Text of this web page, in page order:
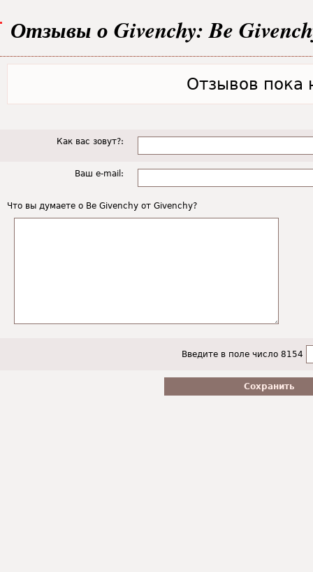
Отзывы о Givenchy: Be
Отзывов пока
Как вас зовут?:
Ваш e-mail:
Что вы думаете о Be Givenchy от Givenchy?
Введите в поле число 8154